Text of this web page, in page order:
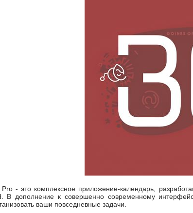
- это комплексное приложение-календарь,
В дополнение к совершенно современному
ваши повседневные задачи.